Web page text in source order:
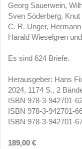
Georg Sauerwein,
Sven Söderberg,
C. R. Unger,
Harald Wieselgren
Es sind 624 Briefe.
Herausgeber: Hans
2024, 1174 S., 2
ISBN 978-3-942701-
ISBN 978-3-942701-
ISBN 978-3-942701-
189,00 €